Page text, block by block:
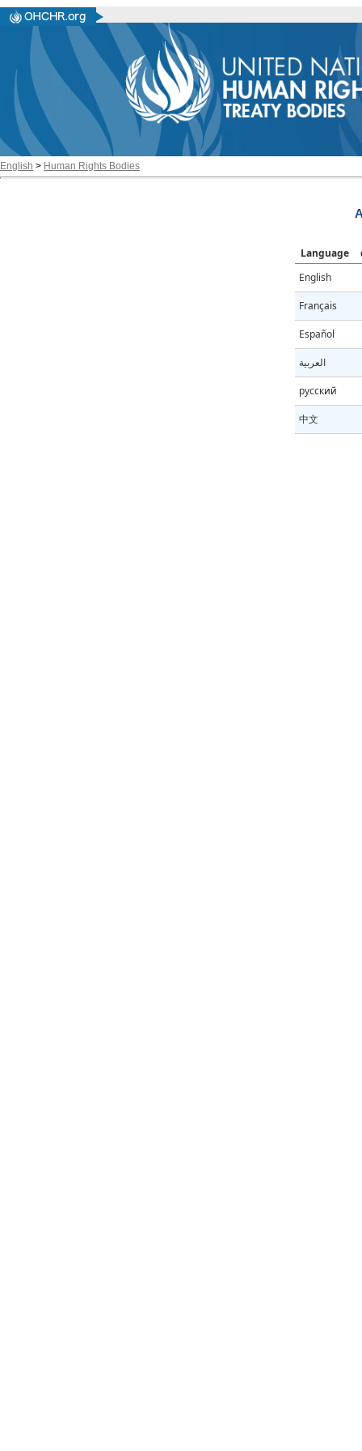
English > Human Rights Bodies
Language
English
Français
Español
العربية
русский
中文